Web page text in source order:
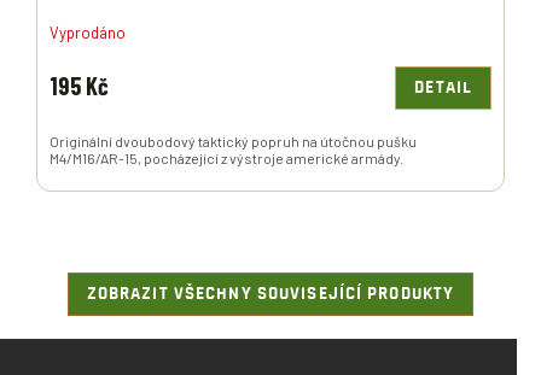
Vyprodáno
195 Kč DETAIL
Originální dvoubodový taktický popruh na útočnou pušku
M4/M16/AR-15, pocházející z výstroje americké armády.
ZOBRAZIT VŠECHNY SOUVISEJÍCÍ PRODUKTY